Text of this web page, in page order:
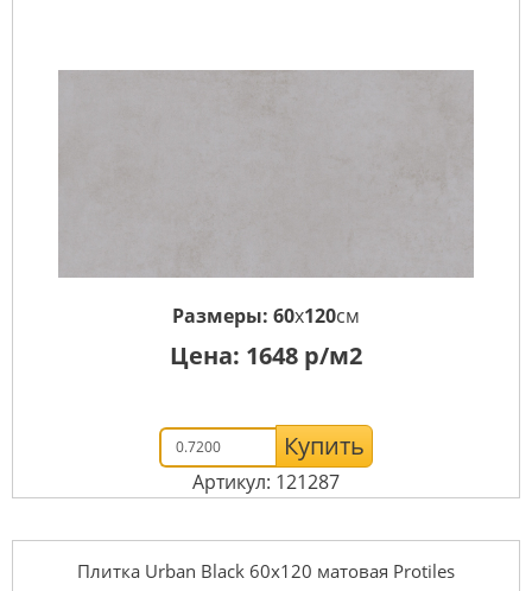
Размеры: 60x120см
Цена: 1648 р/м2
Купить
Артикул: 121287
Плитка Urban Black 60х120 матовая Protiles